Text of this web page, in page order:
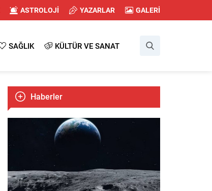
ASTROLOJİ YAZARLAR GALERİ
SAĞLIK KÜLTÜR VE SANAT
Haberler